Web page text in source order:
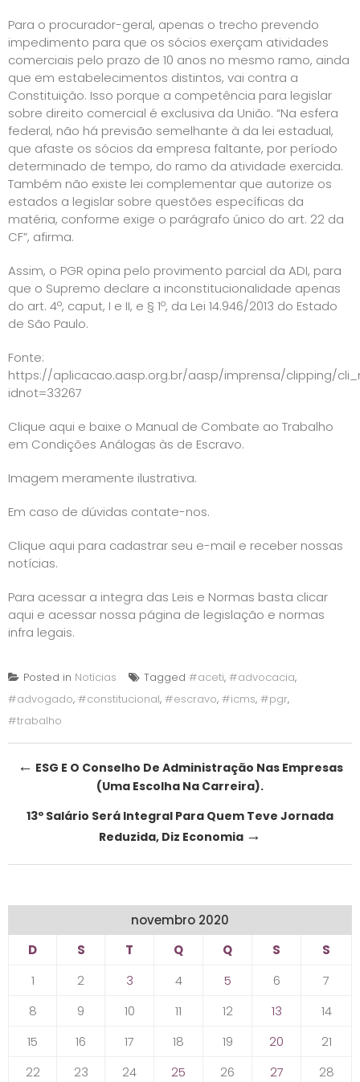
Para o procurador-geral, apenas o trecho prevendo
impedimento para que os sócios exerçam atividades
comerciais pelo prazo de 10 anos no mesmo ramo, ainda
que em estabelecimentos distintos, vai contra a
Constituição. Isso porque a competência para legislar
sobre direito comercial é exclusiva da União. “Na esfera
federal, não há previsão semelhante à da lei estadual,
que afaste os sócios da empresa faltante, por período
determinado de tempo, do ramo da atividade exercida.
Também não existe lei complementar que autorize os
estados a legislar sobre questões específicas da
matéria, conforme exige o parágrafo único do art. 22 da
CF”, afirma.
Assim, o PGR opina pelo provimento parcial da ADI, para
que o Supremo declare a inconstitucionalidade apenas
do art. 4º, caput, I e II, e § 1º, da Lei 14.946/2013 do Estado
de São Paulo.
Fonte:
https://aplicacao.aasp.org.br/aasp/imprensa/clipping/
idnot=33267
Clique aqui e baixe o Manual de Combate ao Trabalho
em Condições Análogas às de Escravo.
Imagem meramente ilustrativa.
Em caso de dúvidas contate-nos.
Clique aqui para cadastrar seu e-mail e receber nossas
notícias.
Para acessar a integra das Leis e Normas basta clicar
aqui e acessar nossa página de legislação e normas
infra legais.
Posted in Notícias Tagged #aceti, #advocacia,
#advogado, #constitucional, #escravo, #icms, #pgr,
#trabalho
Post
navigation
← ESG E O Conselho De Administração Nas Empresas
(Uma Escolha Na Carreira).
13º Salário Será Integral Para Quem Teve Jornada
Reduzida, Diz Economia →
novembro 2020
D
S T Q Q S
S
1
2 3 4 5 6
7
8
9 10 11 12 13
14
15
16 17 18 19 20
21
22
23 24 25 26 27 28